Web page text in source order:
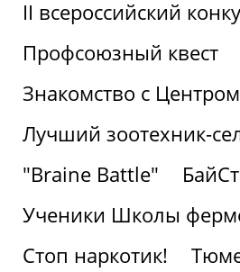
II всероссийский
Профсоюзный квест
Знакомство с
Лучший зоотехник-
"Braine Battle"
Ученики Школы
Стоп наркотик!